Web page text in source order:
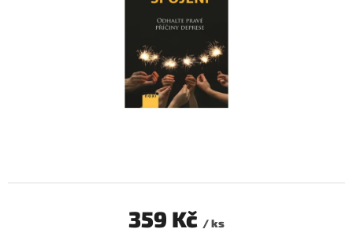
359 Kč / ks